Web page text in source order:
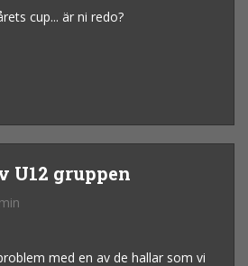
cup... är ni redo?
U12 gruppen
med en av de hallar som vi